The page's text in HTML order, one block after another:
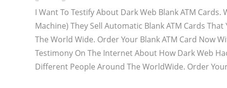
I Want To Testify About Dark Web Blank ATM
Machine) They Sell Automatic Blank ATM Cards
The World Wide. Order Your Blank ATM Card Now
Testimony On The Internet About How Dark Web
Different People Around The WorldWide. Order